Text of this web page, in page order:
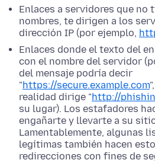
Enlaces a servidores que no
nombres, te dirigen a los
dirección IP (por ejemplo,
Enlaces donde el texto del
con el nombre del servidor
del mensaje podría decir
"https://secure.example.com
realidad dirige "http://
su lugar). Los estafadores
engañarte y llevarte a su
Lamentablemente, algunas
legítimas también hacen
redirecciones con fines de